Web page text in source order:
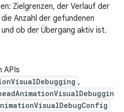
Zielgrenzen, der Verlauf der
Anzahl der gefundenen
ob der Übergang aktiv ist.
APIs
,